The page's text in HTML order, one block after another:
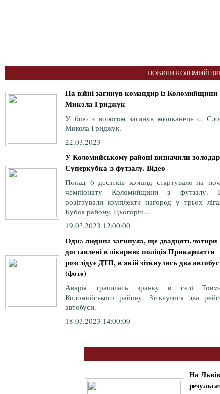
НОВИНИ
На війні загинув командир із Коломийщини
Микола Гриджук
У бою з ворогом загинув мешканець с.
Микола Гриджук.
22.03.2023
У Коломийському районі визначили
Суперкубка із футзалу. Відео
Понад 6 десятків команд стартувало на
чемпіонату Коломийщини з футзалу.
розігрували комплекти нагород у трьох
Кубок району. Цьогоріч...
19.03.2023 12:00:00
Одна людина загинула, ще двадцять чотири
доставлені в лікарню: поліція Прикарпаття
розслідує ДТП, в якій зіткнулись два
(фото)
Аварія трапилась зранку в селі
Коломийського району. Зіткнулися два
автобуси.
18.03.2023 14:00:00
На